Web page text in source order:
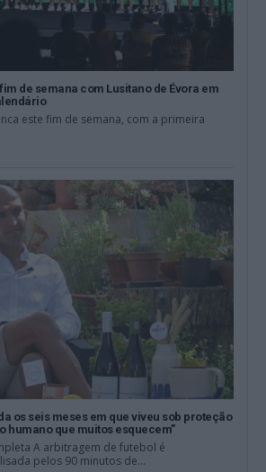
de semana com Lusitano de Évora em
este fim de semana, com a primeira
os seis meses em que viveu sob proteção
humano que muitos esquecem”
futebol é
pelos 90 minutos de...